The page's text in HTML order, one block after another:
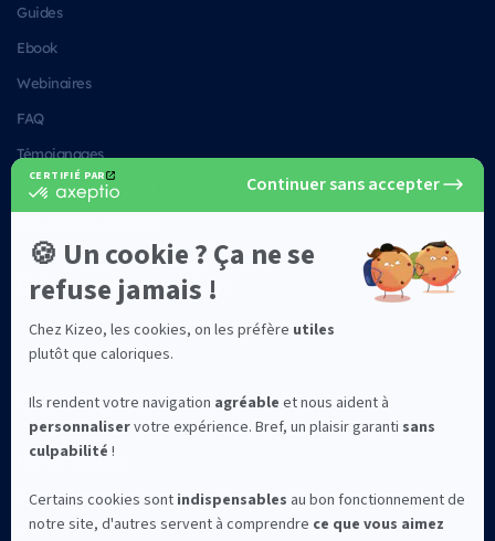
Guides
Ebook
Webinaires
FAQ
Témoignages
Alternatives à Kizeo Forms
Qui sommes-nous ?
©2026 Kizeo Forms
Mentions légales
Confidentialité
CGV